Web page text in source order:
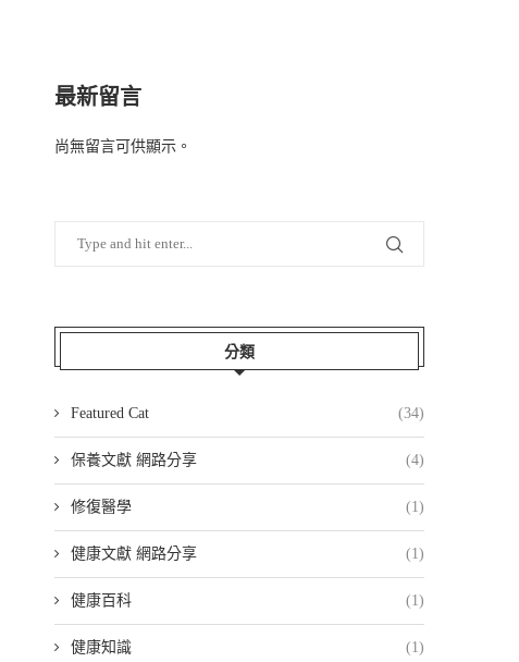
最新留言
尚無留言可供顯示。
分類
Featured Cat (34)
保養文獻 網路分享 (4)
修復醫學 (1)
健康文獻 網路分享 (1)
健康百科 (1)
健康知識 (1)